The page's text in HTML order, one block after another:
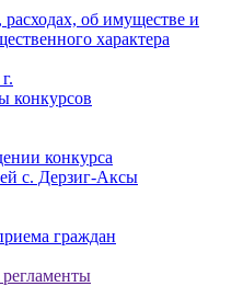
об имуществе и
характера
конкурсов
конкурса
с. Дерзиг-Аксы
граждан